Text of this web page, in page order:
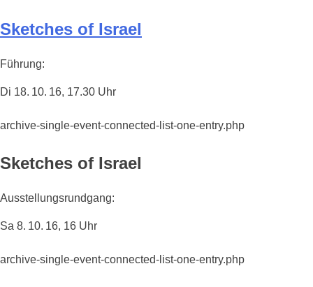
Sketches of Israel
Führung:
Di 18. 10. 16, 17.30 Uhr
archive-single-event-connected-list-one-entry.php
Sketches of Israel
Ausstellungsrundgang:
Sa 8. 10. 16, 16 Uhr
archive-single-event-connected-list-one-entry.php